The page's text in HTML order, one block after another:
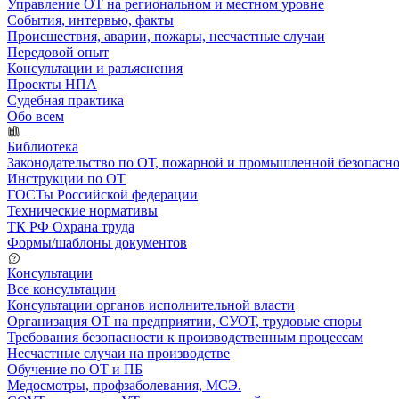
Управление ОТ на региональном и местном уровне
События, интервью, факты
Происшествия, аварии, пожары, несчастные случаи
Передовой опыт
Консультации и разъяснения
Проекты НПА
Судебная практика
Обо всем
Библиотека
Законодательство по ОТ, пожарной и промышленной
Инструкции по ОТ
ГОСТы Российской федерации
Технические нормативы
ТК РФ Охрана труда
Формы/шаблоны документов
Консультации
Все консультации
Консультации органов исполнительной власти
Организация ОТ на предприятии, СУОТ, трудовые споры
Требования безопасности к производственным процессам
Несчастные случаи на производстве
Обучение по ОТ и ПБ
Медосмотры, профзаболевания, МСЭ.